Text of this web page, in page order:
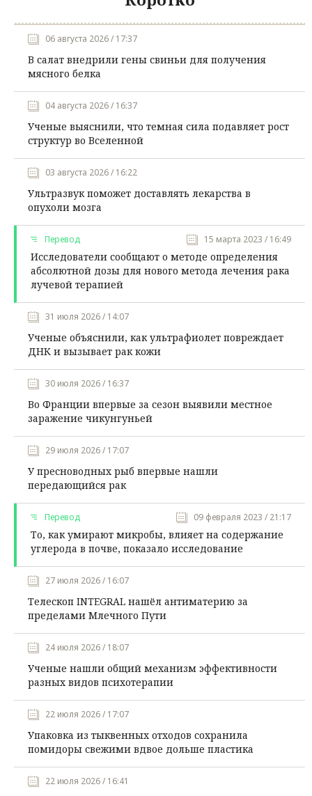
06 августа 2026 / 17:37
В салат внедрили гены свиньи для получения
мясного белка
04 августа 2026 / 16:37
Ученые выяснили, что темная сила подавляет рост
структур во Вселенной
03 августа 2026 / 16:22
Ультразвук поможет доставлять лекарства в
опухоли мозга
Перевод 15 марта 2023 / 16:49
Исследователи сообщают о методе определения
абсолютной дозы для нового метода лечения рака
лучевой терапией
31 июля 2026 / 14:07
Ученые объяснили, как ультрафиолет повреждает
ДНК и вызывает рак кожи
30 июля 2026 / 16:37
Во Франции впервые за сезон выявили местное
заражение чикунгуньей
29 июля 2026 / 17:07
У пресноводных рыб впервые нашли
передающийся рак
Перевод 09 февраля 2023 / 21:17
То, как умирают микробы, влияет на содержание
углерода в почве, показало исследование
27 июля 2026 / 16:07
Телескоп INTEGRAL нашёл антиматерию за
пределами Млечного Пути
24 июля 2026 / 18:07
Ученые нашли общий механизм эффективности
разных видов психотерапии
22 июля 2026 / 17:07
Упаковка из тыквенных отходов сохранила
помидоры свежими вдвое дольше пластика
22 июля 2026 / 16:41